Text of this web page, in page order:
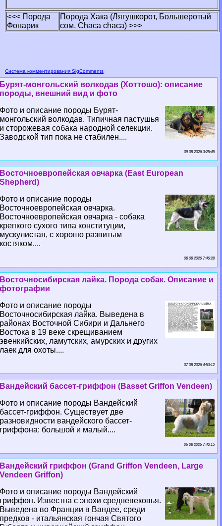
<<< Порода
Фонарик
Порода Хака (Лягушкорот, Большеротый
сом, Chaca chaca) >>>
Система комментирования SigComments
Бурят-монгольский волкодав (Хоттошо): описание
породы, внешний вид и фото
Фото и описание породы Бурят-
монгольский волкодав. Типичная пастушья
и сторожевая собака народной селекции.
Заводской тип пока не стабилен....
09 08 2026 3:25:45
Восточноевропейская овчарка (East European
Shepherd)
Фото и описание породы
Восточноевропейская овчарка.
Восточноевропейская овчарка - собака
крепкого сухого типа конституции,
мускулистая, с хорошо развитым
костяком....
08 08 2026 7:46:28
Восточносибирская лайка. Порода собак. Описание и
фотографии
Фото и описание породы
Восточносибирская лайка. Выведена в
районах Восточной Сибири и Дальнего
Востока в 19 веке скрещиванием
эвенкийских, ламутских, амурских и других
лаек для охоты....
07 08 2026 4:53:12
Вандейский бассет-гриффон (Basset Griffon Vendeen)
Фото и описание породы Вандейский
бассет-гриффон. Существует две
разновидности вандейского бассет-
гриффона: большой и малый....
06 08 2026 7:40:15
Вандейский гриффон (Grand Griffon Vendeen, Large
Vendeen Griffon)
Фото и описание породы Вандейский
гриффон. Известна с эпохи средневековья.
Выведена во Франции в Вандее, среди
предков - итальянская гончая Святого